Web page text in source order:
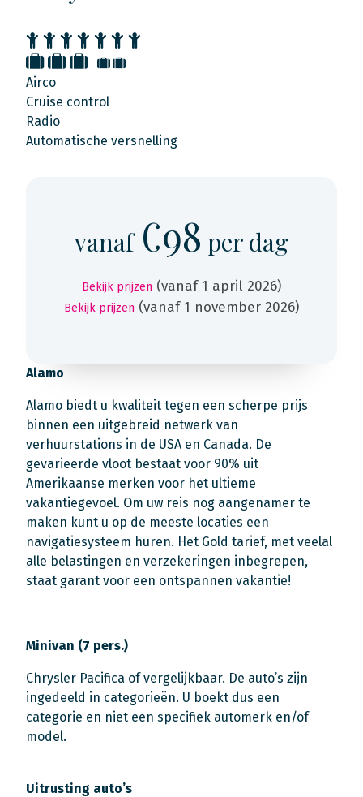
Airco
Cruise control
Radio
Automatische versnelling
vanaf€98 per dag
Bekijk prijzen (vanaf 1 april 2026)
Bekijk prijzen (vanaf 1 november 2026)
Alamo
Alamo biedt u kwaliteit tegen een scherpe prijs
binnen een uitgebreid netwerk van
verhuurstations in de USA en Canada. De
gevarieerde vloot bestaat voor 90% uit
Amerikaanse merken voor het ultieme
vakantiegevoel. Om uw reis nog aangenamer te
maken kunt u op de meeste locaties een
navigatiesysteem huren. Het Gold tarief, met veelal
alle belastingen en verzekeringen inbegrepen,
staat garant voor een ontspannen vakantie!
Minivan (7 pers.)
Chrysler Pacifica of vergelijkbaar. De auto’s zijn
ingedeeld in categorieën. U boekt dus een
categorie en niet een specifiek automerk en/of
model.
Uitrusting auto’s